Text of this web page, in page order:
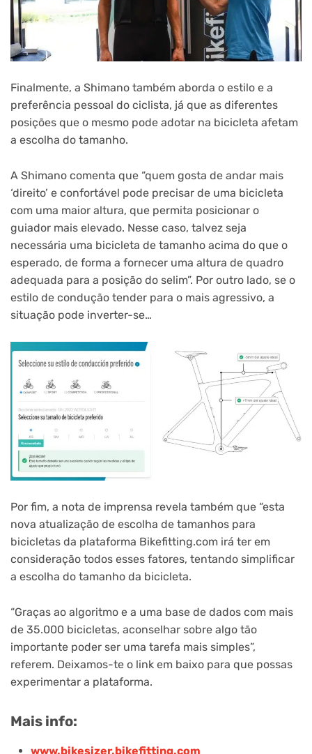
Finalmente, a Shimano também aborda o estilo e a
preferência pessoal do ciclista, já que as diferentes
posições que o mesmo pode adotar na bicicleta afetam
a escolha do tamanho.
A Shimano comenta que “quem gosta de andar mais
‘direito’ e confortável pode precisar de uma bicicleta
com uma maior altura, que permita posicionar o
guiador mais elevado. Nesse caso, talvez seja
necessária uma bicicleta de tamanho acima do que o
esperado, de forma a fornecer uma altura de quadro
adequada para a posição do selim”. Por outro lado, se o
estilo de condução tender para o mais agressivo, a
situação pode inverter-se…
Por fim, a nota de imprensa revela também que “esta
nova atualização de escolha de tamanhos para
bicicletas da plataforma Bikefitting.com irá ter em
consideração todos esses fatores, tentando simplificar
a escolha do tamanho da bicicleta.
“Graças ao algoritmo e a uma base de dados com mais
de 35.000 bicicletas, aconselhar sobre algo tão
importante poder ser uma tarefa mais simples”,
referem. Deixamos-te o link em baixo para que possas
experimentar a plataforma.
Mais info:
www.bikesizer.bikefitting.com